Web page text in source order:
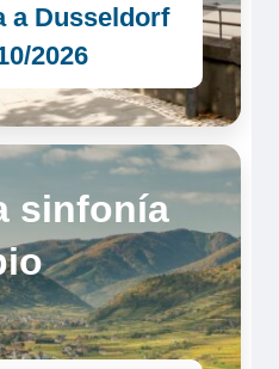
a Dusseldorf
2026
sinfonía